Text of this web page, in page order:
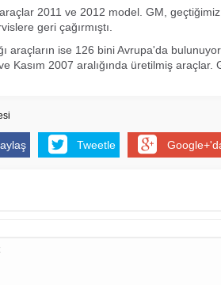
2011 ve 2012 model. GM,
geri çağırmıştı.
araçların ise 126 bini Avrupa'da
Kasım 2007 aralığında üretilmiş araçlar.
Tweetle